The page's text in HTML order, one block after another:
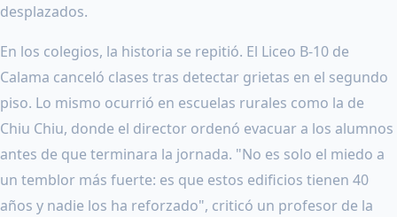
desplazados.
En los colegios, la historia se repitió. El Liceo B-10 de
Calama canceló clases tras detectar grietas en el segundo
piso. Lo mismo ocurrió en escuelas rurales como la de
Chiu Chiu, donde el director ordenó evacuar a los alumnos
antes de que terminara la jornada. "No es solo el miedo a
un temblor más fuerte: es que estos edificios tienen 40
años y nadie los ha reforzado", criticó un profesor de la